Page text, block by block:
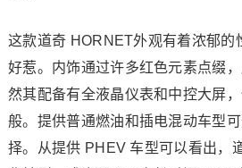
这款道奇 HORNET外观有着浓郁的
好惹。内饰通过许多红色元素点缀
然其配备有全液晶仪表和中控大屏
般。提供普通燃油和插电混动车型
择。从提供 PHEV 车型可以看出，